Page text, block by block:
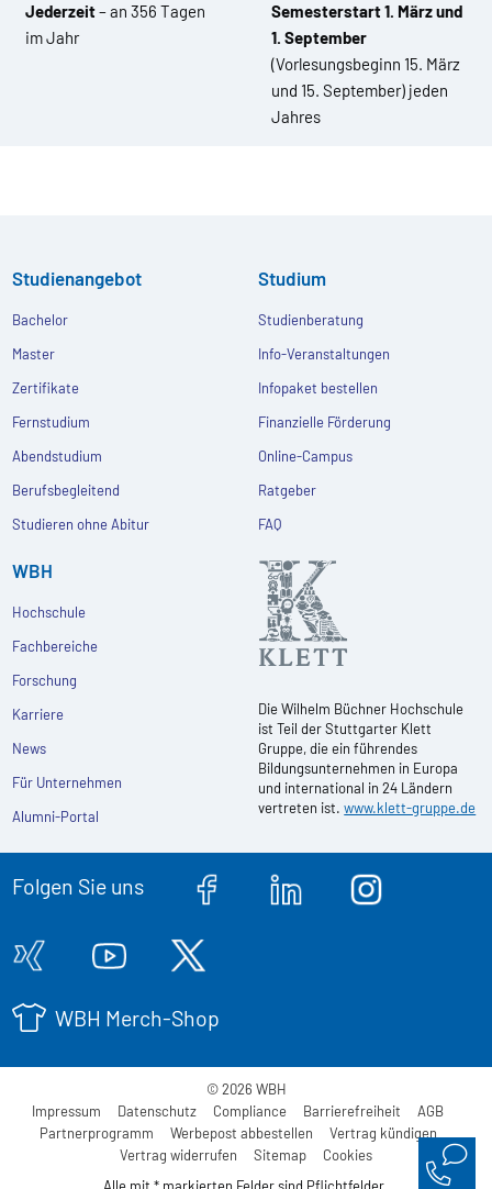
Jederzeit– an 356 Tagen
im Jahr
Semesterstart 1. März und
1. September
(Vorlesungsbeginn 15. März
und 15. September) jeden
Jahres
Studienangebot
Bachelor
Master
Zertifikate
Fernstudium
Abendstudium
Berufsbegleitend
Studieren ohne Abitur
Studium
Studienberatung
Info-Veranstaltungen
Infopaket bestellen
Finanzielle Förderung
Online-Campus
Ratgeber
FAQ
WBH
Hochschule
Fachbereiche
Forschung
Karriere
News
Für Unternehmen
Alumni-Portal
Die Wilhelm Büchner Hochschule
ist Teil der Stuttgarter Klett
Gruppe, die ein führendes
Bildungsunternehmen in Europa
und international in 24 Ländern
vertreten ist.www.klett-gruppe.de
Folgen Sie uns
WBH Merch-Shop
© 2026 WBH
Impressum
Datenschutz Compliance Barrierefreiheit
AGB
Partnerprogramm
Werbepost abbestellen
Vertrag kündigen
Vertrag widerrufen
Sitemap
Cookies
Alle mit * markierten Felder sind Pflichtfelder.